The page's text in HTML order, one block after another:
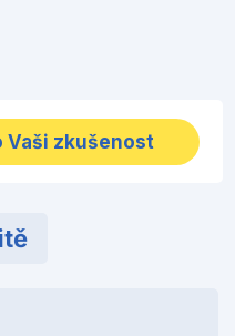
Vaši zkušenost